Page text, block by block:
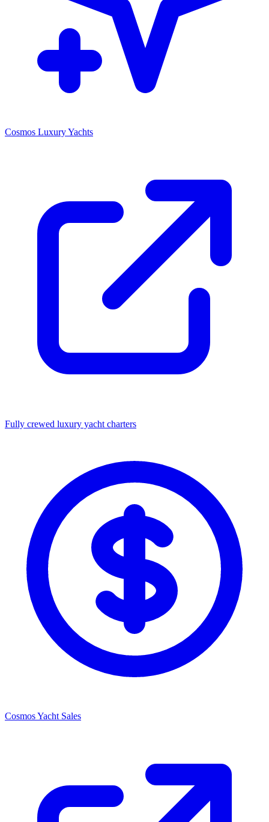
Cosmos Luxury Yachts
Fully crewed luxury yacht charters
Cosmos Yacht Sales